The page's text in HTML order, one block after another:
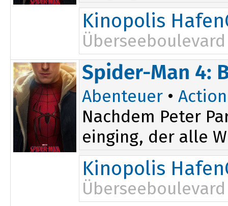
Kinopolis
Überseeboulevard
16:00
Spider-Man 4:
Abenteuer • Action
Nachdem Peter
einging, der alle
Kinopolis
Überseeboulevard